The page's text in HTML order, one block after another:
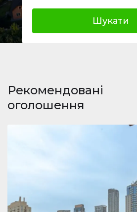
Шукати
Рекомендовані
оголошення